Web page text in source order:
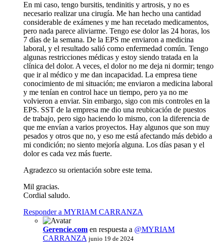
En mi caso, tengo bursitis, tendinitis y artrosis, y no es
necesario realizar una cirugía. Me han hecho una cantidad
considerable de exámenes y me han recetado medicamentos,
pero nada parece aliviarme. Tengo ese dolor las 24 horas, los
7 días de la semana. De la EPS me enviaron a medicina
laboral, y el resultado salió como enfermedad común. Tengo
algunas restricciones médicas y estoy siendo tratada en la
clínica del dolor. A veces, el dolor no me deja ni dormir; tengo
que ir al médico y me dan incapacidad. La empresa tiene
conocimiento de mi situación; me enviaron a medicina laboral
y me tenían en control hace un tiempo, pero ya no me
volvieron a enviar. Sin embargo, sigo con mis controles en la
EPS. SST de la empresa me dio una reubicación de puestos
de trabajo, pero sigo haciendo lo mismo, con la diferencia de
que me envían a varios proyectos. Hay algunos que son muy
pesados y otros que no, y eso me está afectando más debido a
mi condición; no siento mejoría alguna. Los días pasan y el
dolor es cada vez más fuerte.
Agradezco su orientación sobre este tema.
Mil gracias.
Cordial saludo.
Responder a MYRIAM CARRANZA
Gerencie.com en respuesta a @MYRIAM
CARRANZA junio 19 de 2024